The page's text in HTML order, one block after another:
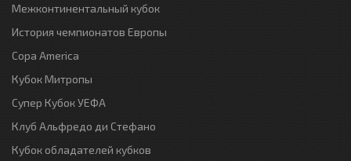
Межконтинентальный кубок
История чемпионатов Европы
Copa America
Кубок Митропы
Супер Кубок УЕФА
Клуб Альфредо ди Стефано
Кубок обладателей кубков